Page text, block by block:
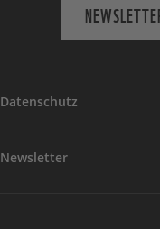
Datenschutz
Newsletter